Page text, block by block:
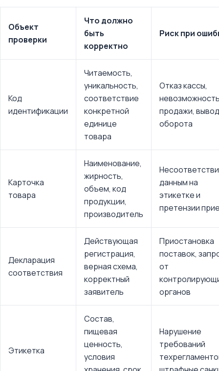
Объект
проверки
Что должно
быть
корректно
Риск при
Код
идентификации
Читаемость,
уникальность,
соответствие
конкретной
единице
товара
Отказ кассы,
продажи,
оборота
Карточка
товара
Наименование,
жирность,
объем, код
продукции,
производитель
данным на
этикетке и
претензии
Декларация
соответствия
Действующая
регистрация,
верная схема,
корректный
заявитель
Приостановка
поставок,
от
органов
Этикетка
Состав,
пищевая
ценность,
условия
Нарушение
требований